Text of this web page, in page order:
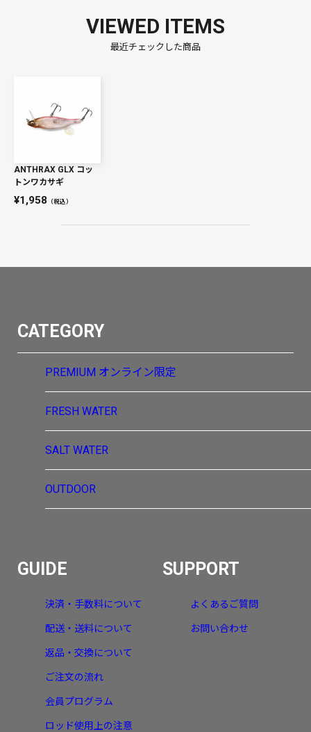
VIEWED ITEMS
最近チェックした商品
ANTHRAX GLX コッ
トンワカサギ
1,958 （税込）
CATEGORY
PREMIUM オンライン限定
FRESH WATER
SALT WATER
OUTDOOR
GUIDE
決済・手数料について
配送・送料について
返品・交換について
ご注文の流れ
会員プログラム
ロッド使用上の注意
SUPPORT
よくあるご質問
お問い合わせ